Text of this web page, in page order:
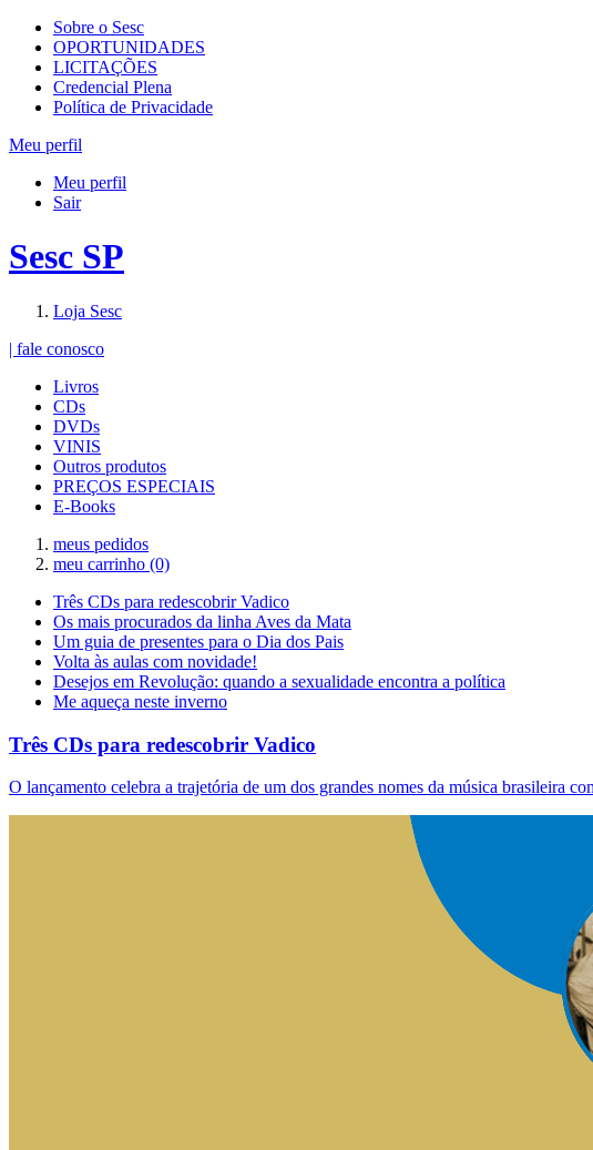
Sobre o Sesc
OPORTUNIDADES
LICITAÇÕES
Credencial Plena
Política de Privacidade
Meu perfil
Meu perfil
Sair
Sesc SP
Loja Sesc
| fale conosco
Livros
CDs
DVDs
VINIS
Outros produtos
PREÇOS ESPECIAIS
E-Books
meus pedidos
meu carrinho (0)
Três CDs para redescobrir Vadico
Os mais procurados da linha Aves da Mata
Um guia de presentes para o Dia dos Pais
Volta às aulas com novidade!
Desejos em Revolução: quando a sexualidade encontra a política
Me aqueça neste inverno
Três CDs para redescobrir Vadico
O lançamento celebra a trajetória de um dos grandes nomes da música brasileira